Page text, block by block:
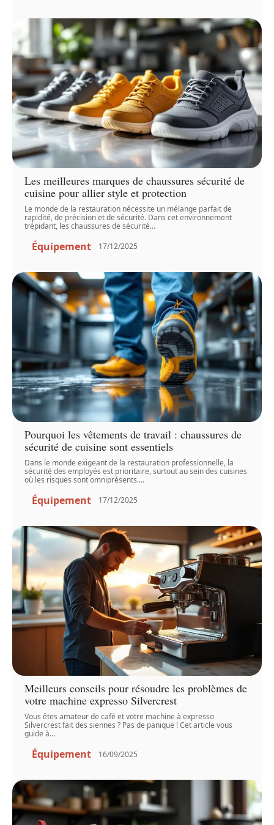
Les meilleures marques de chaussures sécurité de
cuisine pour allier style et protection
Le monde de la restauration nécessite un mélange parfait de
rapidité, de précision et de sécurité. Dans cet environnement
trépidant, les chaussures de sécurité…
Équipement 17/12/2025
Pourquoi les vêtements de travail : chaussures de
sécurité de cuisine sont essentiels
Dans le monde exigeant de la restauration professionnelle, la
sécurité des employés est prioritaire, surtout au sein des cuisines
où les risques sont omniprésents.…
Équipement 17/12/2025
Meilleurs conseils pour résoudre les problèmes de
votre machine expresso Silvercrest
Vous êtes amateur de café et votre machine à expresso
Silvercrest fait des siennes ? Pas de panique ! Cet article vous
guide à…
Équipement 16/09/2025